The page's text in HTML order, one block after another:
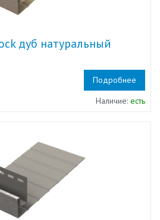
дуб натуральный
Подробнее
Наличие: есть